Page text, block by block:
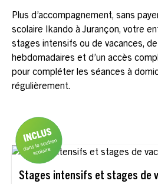
Plus d’accompagnement, sans
scolaire Ikando à Jurançon, votre
stages intensifs ou de vacances,
hebdomadaires et d’un accès
pour compléter les séances à
régulièrement.
Stages intensifs et stages de